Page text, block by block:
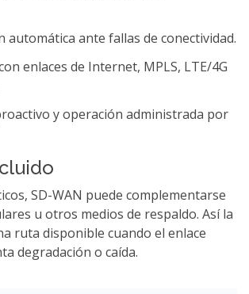
automática ante fallas de conectividad.
enlaces de Internet, MPLS, LTE/4G
y operación administrada por
SD-WAN puede complementarse
u otros medios de respaldo. Así la
ruta disponible cuando el enlace
degradación o caída.